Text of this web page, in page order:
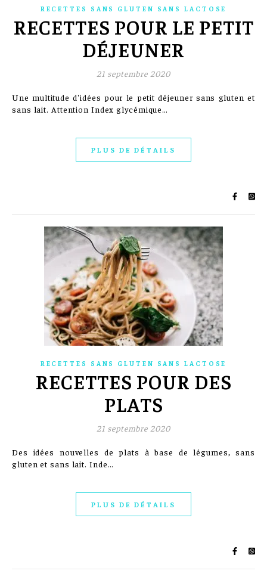
RECETTES SANS GLUTEN SANS LACTOSE
RECETTES POUR LE PETIT
DÉJEUNER
21 septembre 2020
Une multitude d'idées pour le petit déjeuner sans gluten et
sans lait. Attention Index glycémique…
PLUS DE DÉTAILS
RECETTES SANS GLUTEN SANS LACTOSE
RECETTES POUR DES
PLATS
21 septembre 2020
Des idées nouvelles de plats à base de légumes, sans
gluten et sans lait. Inde…
PLUS DE DÉTAILS